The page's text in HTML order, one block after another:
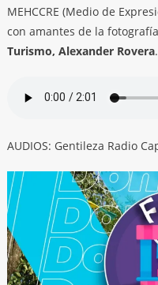
MEHCCRE (Medio de
con amantes de la
Turismo, Alexander Rovera.
AUDIOS: Gentileza Radio